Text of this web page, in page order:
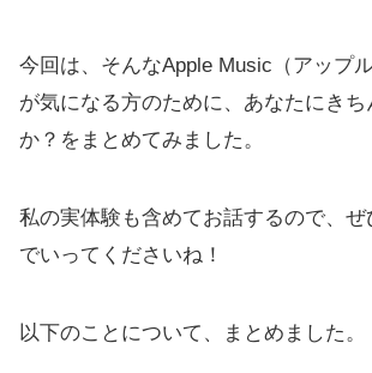
今回は、そんなApple Music（アップ
が気になる方のために、あなたにきち
か？をまとめてみました。
私の実体験も含めてお話するので、
でいってくださいね！
以下のことについて、まとめました。